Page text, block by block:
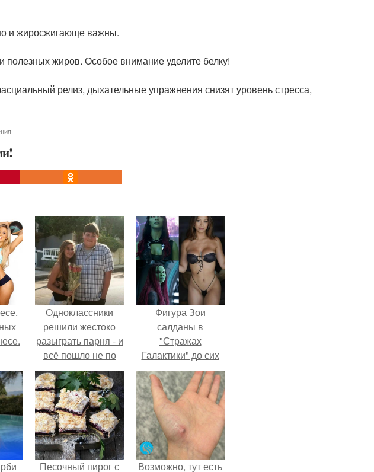
и жиросжигающе важны.
полезных жиров. Особое внимание уделите белку!
релиз, дыхательные упражнения снизят уровень стресса,
Одноклассники
решили жестоко
разыграть парня - и
всё пошло не по
плану.
Фигура Зои
салданы в
"Стражах
Галактики" до сих
пор вызывает
восхищение.
Песочный пирог с Возможно, тут есть